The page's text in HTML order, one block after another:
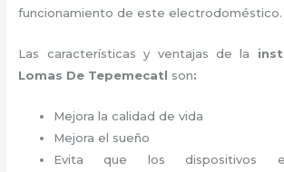
funcionamiento de este electrodoméstico.
Las características y ventajas de la
Lomas De Tepemecatl son:
Mejora la calidad de vida
Mejora el sueño
Evita que los dispositivos